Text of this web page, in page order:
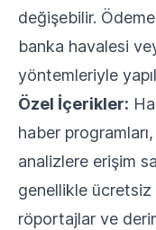
değişebilir.
banka havalesi
yöntemleriyle
Özel İçerikler:
haber
analizlere erişim
genellikle
röportajlar ve